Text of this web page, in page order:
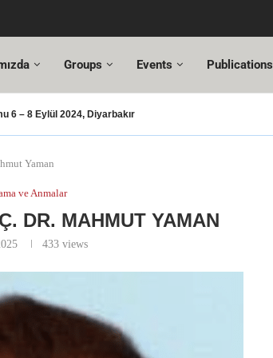
Groups Events Publications
6 – 8 Eylül 2024, Diyarbakır
Yaman
ve Anmalar
DR. MAHMUT YAMAN
433 views